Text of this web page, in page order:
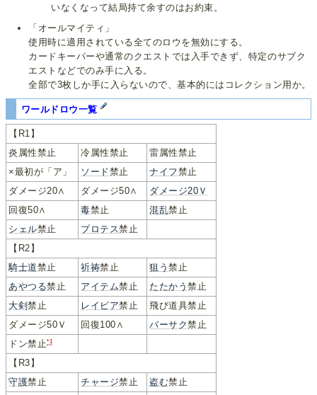
いなくなって結局持て余すのはお約束。
「オールマイティ」
使用時に適用されている全てのロウを無効にする。
カードキーパーや通常のクエストでは入手できず、特定のサブク
エストなどでのみ手に入る。
全部で3枚しか手に入らないので、基本的にはコレクション用か。
ワールドロウ一覧
【R1】
炎属性禁止
冷属性禁止
雷属性禁止
×最初が「ア」
ソード禁止 ナイフ禁止
ダメージ20∧
ダメージ50∧
ダメージ20Ｖ
回復50∧
毒禁止 混乱禁止
シェル禁止 プロテス禁止
【R2】
騎士道禁止 祈祷禁止 狙う禁止
あやつる禁止 アイテム禁止 たたかう禁止
大剣禁止 レイピア禁止
飛び道具禁止
ダメージ50Ｖ
回復100∧ バーサク禁止
ドン禁止*1
【R3】
守護禁止 チャージ禁止 盗む禁止